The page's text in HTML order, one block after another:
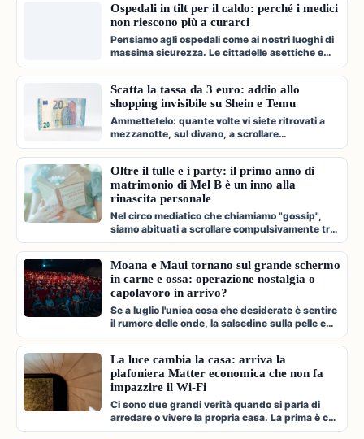
Ospedali in tilt per il caldo: perché i medici
non riescono più a curarci
Pensiamo agli ospedali come ai nostri luoghi di
massima sicurezza. Le cittadelle asettiche e
climatizzate dove veniamo c…
Scatta la tassa da 3 euro: addio allo
shopping invisibile su Shein e Temu
Ammettetelo: quante volte vi siete ritrovati a
mezzanotte, sul divano, a scrollare
compulsivamente l'app di Shein, Temu…
Oltre il tulle e i party: il primo anno di
matrimonio di Mel B è un inno alla
rinascita personale
Nel circo mediatico che chiamiamo "gossip",
siamo abituati a scrollare compulsivamente tra
paparazzate fugaci, divorzi a…
Moana e Maui tornano sul grande schermo
in carne e ossa: operazione nostalgia o
capolavoro in arrivo?
Se a luglio l'unica cosa che desiderate è sentire
il rumore delle onde, la salsedine sulla pelle e
cantare a squarciagol…
La luce cambia la casa: arriva la
plafoniera Matter economica che non fa
impazzire il Wi-Fi
Ci sono due grandi verità quando si parla di
arredare o vivere la propria casa. La prima è che
l'illuminazione è l'archi…